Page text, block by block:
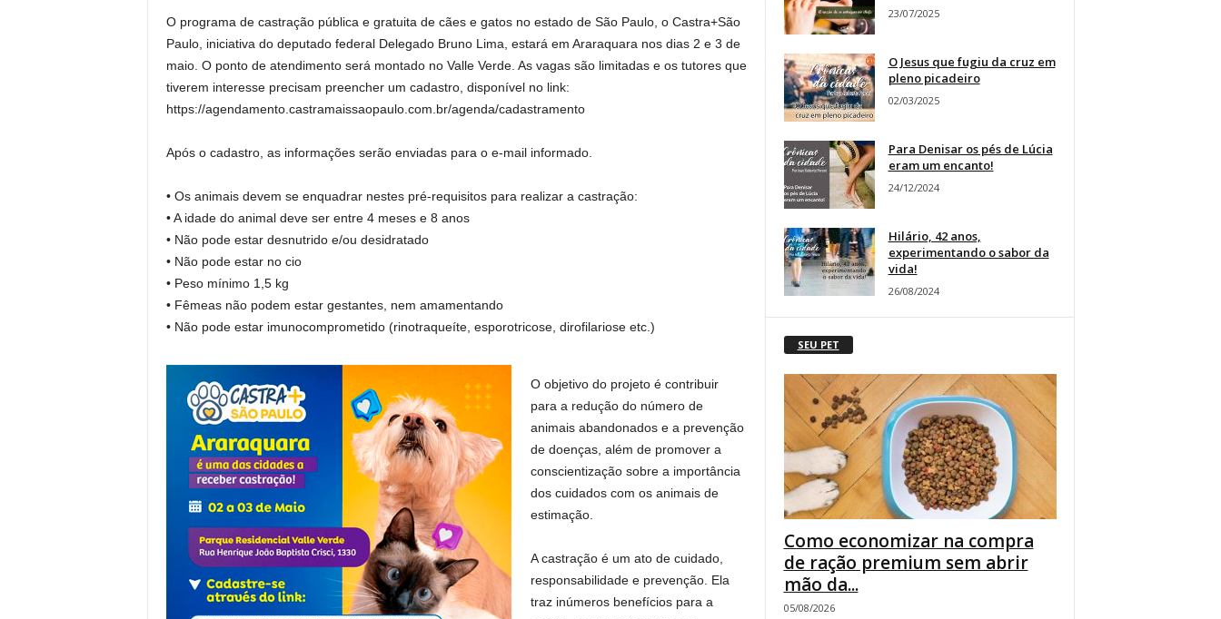
O programa de castração pública e gratuita de cães e gatos no estado de São Paulo, o Castra+São
Paulo, iniciativa do deputado federal Delegado Bruno Lima, estará em Araraquara nos dias 2 e 3 de
maio. O ponto de atendimento será montado no Valle Verde. As vagas são limitadas e os tutores que
tiverem interesse precisam preencher um cadastro, disponível no link:
https://agendamento.castramaissaopaulo.com.br/agenda/cadastramento
Após o cadastro, as informações serão enviadas para o e-mail informado.
• Os animais devem se enquadrar nestes pré-requisitos para realizar a castração:
• A idade do animal deve ser entre 4 meses e 8 anos
• Não pode estar desnutrido e/ou desidratado
• Não pode estar no cio
• Peso mínimo 1,5 kg
• Fêmeas não podem estar gestantes, nem amamentando
• Não pode estar imunocomprometido (rinotraqueíte, esporotricose, dirofilariose etc.)
O objetivo do projeto é contribuir
para a redução do número de
animais abandonados e a prevenção
de doenças, além de promover a
conscientização sobre a importância
dos cuidados com os animais de
estimação.
A castração é um ato de cuidado,
responsabilidade e prevenção. Ela
traz inúmeros benefícios para a
23/07/2025
O Jesus que fugiu da cruz em
pleno picadeiro
02/03/2025
Para Denisar os pés de Lúcia
eram um encanto!
24/12/2024
Hilário, 42 anos,
experimentando o sabor da
vida!
26/08/2024
SEU PET
Como economizar na compra
de ração premium sem abrir
mão da...
05/08/2026